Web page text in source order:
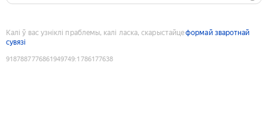
Калі ў вас узніклі праблемы, калі ласка, скарыстайцеформай зваротнай
сувязі
9187887776861949749:1786177638